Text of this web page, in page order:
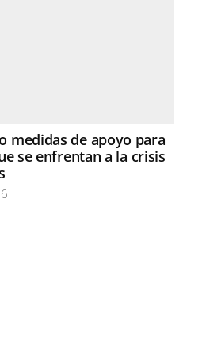
medidas de apoyo para
se enfrentan a la crisis